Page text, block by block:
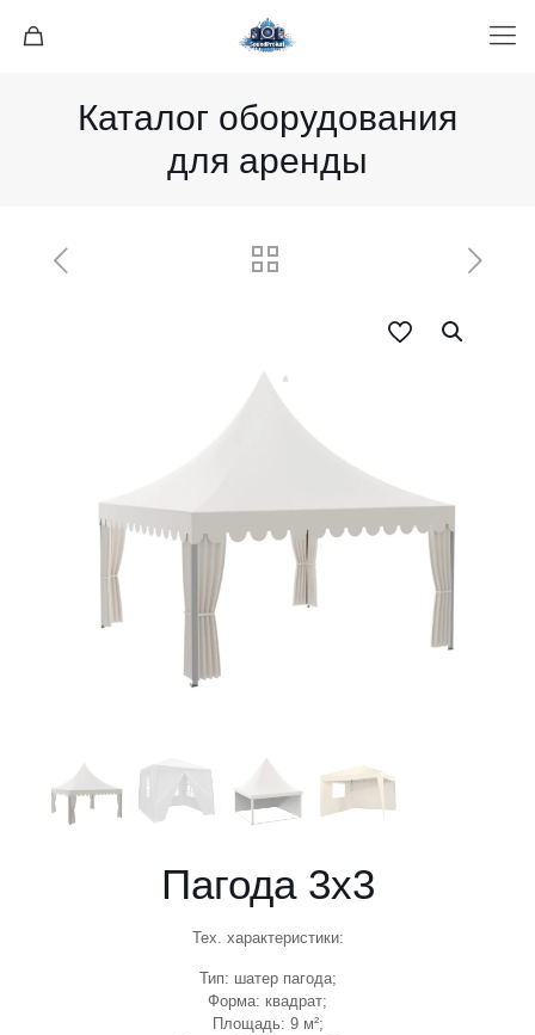
Каталог оборудования
для аренды
Пагода 3х3
Тех. характеристики:
Тип: шатер пагода;
Форма: квадрат;
Площадь: 9 м²;